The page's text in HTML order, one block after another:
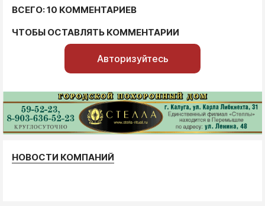
ВСЕГО: 10 КОММЕНТАРИЕВ
ЧТОБЫ ОСТАВЛЯТЬ КОММЕНТАРИИ
Авторизуйтесь
НОВОСТИ КОМПАНИЙ